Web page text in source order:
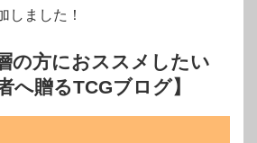
しました！
の方におススメしたい
へ贈るTCGブログ】